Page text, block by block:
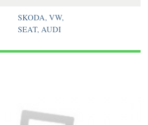
SKODA, VW,
SEAT, AUDI